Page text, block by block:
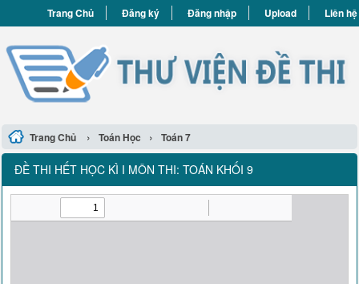
Trang Chủ Đăng ký Đăng nhập Upload Liên hệ
Trang Chủ › Toán Học › Toán 7
ĐỀ THI HẾT HỌC KÌ I MÔN THI: TOÁN KHỐI 9